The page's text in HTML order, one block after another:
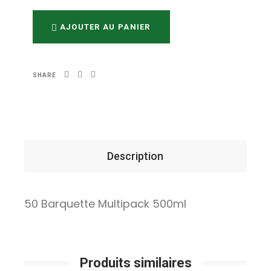
AJOUTER AU PANIER
SHARE
Description
50 Barquette Multipack 500ml
Produits similaires